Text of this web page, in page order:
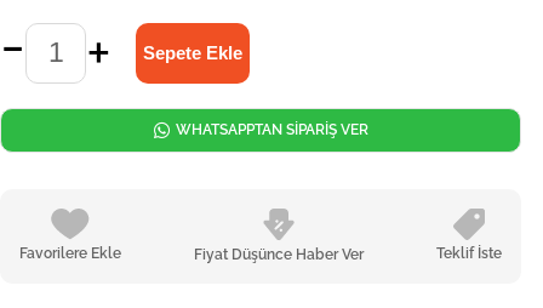
Favorilere Ekle Fiyat Düşünce Haber Ver Teklif İste
WHATSAPPTAN SİPARİŞ VER